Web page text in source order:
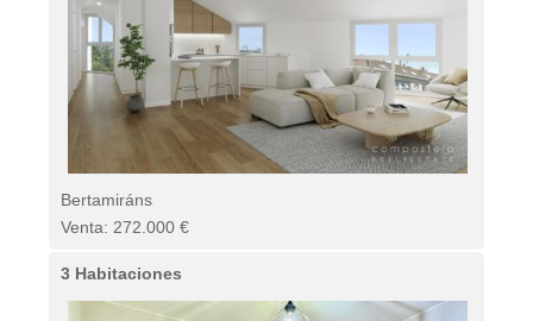
Bertamiráns
Venta: 272.000 €
3 Habitaciones